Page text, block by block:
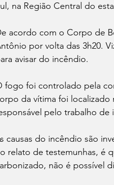
na Região Central do
acordo com o Corpo de
por volta das 3h20.
avisar do incêndio.
fogo foi controlado pela
da vítima foi
pelo trabalho de
causas do incêndio são
relato de testemunhas, é
não é possível